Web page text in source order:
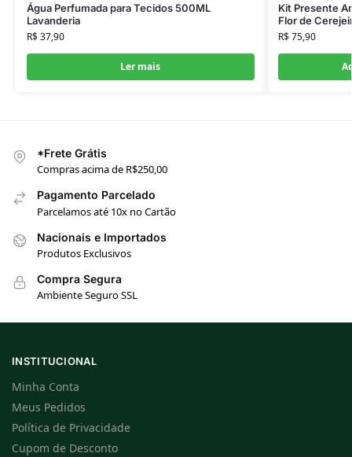
Água Perfumada para Tecidos 500ML
Lavanderia
R$37,90
Ler mais
Kit Presente
Flor de
R$75,90
*Frete Grátis
Compras acima de R$250,00
Pagamento Parcelado
Parcelamos até 10x no Cartão
Nacionais e Importados
Produtos Exclusivos
Compra Segura
Ambiente Seguro SSL
INSTITUCIONAL
Minha Conta
Meus Pedidos
Política de Privacidade
Cupom de Desconto